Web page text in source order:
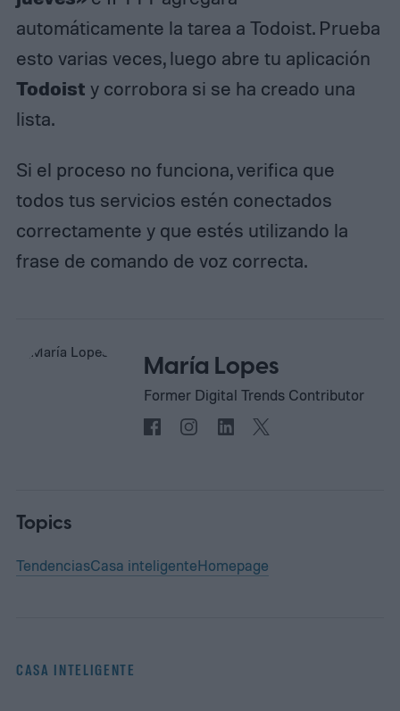
automáticamente la tarea a Todoist. Prueba
esto varias veces, luego abre tu aplicación
Todoist y corrobora si se ha creado una
lista.
Si el proceso no funciona, verifica que
todos tus servicios estén conectados
correctamente y que estés utilizando la
frase de comando de voz correcta.
María Lopes
Former Digital Trends Contributor
Topics
TendenciasCasa inteligenteHomepage
CASA INTELIGENTE